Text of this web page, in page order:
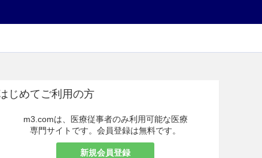
じめてご利用の方
m3.comは、医療従事者のみ利用可能な医療
専門サイトです。会員登録は無料です。
新規会員登録